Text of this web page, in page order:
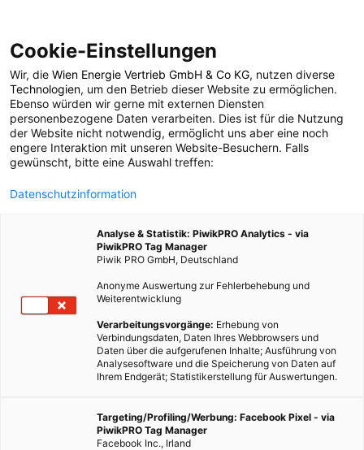
POSTS BY TAG
Nvidia
1 BEITRAG
Cookie-Einstellungen
Wir, die Wien Energie Vertrieb GmbH & Co KG, nutzen diverse
Technologien, um den Betrieb dieser Website zu ermöglichen.
Ebenso würden wir gerne mit externen Diensten
personenbezogene Daten verarbeiten. Dies ist für die Nutzung
der Website nicht notwendig, ermöglicht uns aber eine noch
engere Interaktion mit unseren Website-Besuchern. Falls
gewünscht, bitte eine Auswahl treffen:
Datenschutzinformation
Analyse & Statistik: PiwikPRO Analytics - via
PiwikPRO Tag Manager
Piwik PRO GmbH, Deutschland
Anonyme Auswertung zur Fehlerbehebung und
Weiterentwicklung
Verarbeitungsvorgänge: Erhebung von
Verbindungsdaten, Daten Ihres Webbrowsers und
Daten über die aufgerufenen Inhalte; Ausführung von
Analysesoftware und die Speicherung von Daten auf
Ihrem Endgerät; Statistikerstellung für Auswertungen.
Targeting/Profiling/Werbung: Facebook Pixel - via
PiwikPRO Tag Manager
Facebook Inc., Irland